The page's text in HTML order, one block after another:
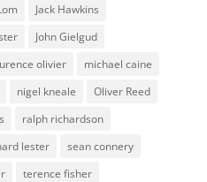
Jack Hawkins
John Gielgud
olivier
michael caine
nigel kneale
Oliver Reed
ralph richardson
lester
sean connery
terence fisher